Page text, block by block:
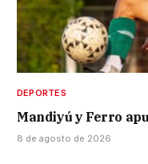
DEPORTES
Mandiyú y Ferro
8 de agosto de 2026